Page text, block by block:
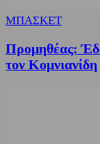
ΜΠΑΣΚΕΤ
Προμηθέας:
τον Κομνιανίδη